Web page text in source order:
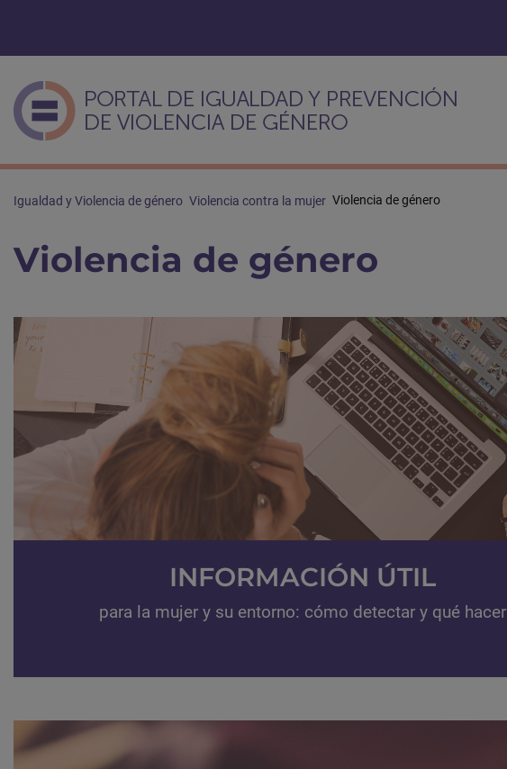
Igualdad y Violencia de género Violencia contra la mujer Violencia de género
Violencia de género
INFORMACIÓN ÚTIL
para la mujer y su entorno: cómo detectar y qué hacer